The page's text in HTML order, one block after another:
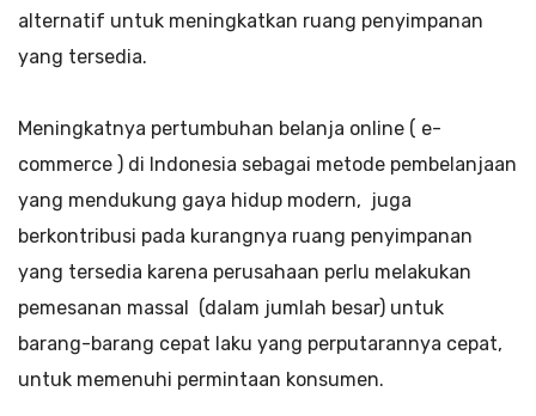
alternatif untuk meningkatkan ruang penyimpanan
yang tersedia.
Meningkatnya pertumbuhan belanja online ( e-
commerce ) di Indonesia sebagai metode pembelanjaan
yang mendukung gaya hidup modern, juga
berkontribusi pada kurangnya ruang penyimpanan
yang tersedia karena perusahaan perlu melakukan
pemesanan massal (dalam jumlah besar) untuk
barang-barang cepat laku yang perputarannya cepat,
untuk memenuhi permintaan konsumen.